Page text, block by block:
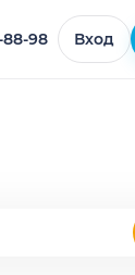
88-98 Вход